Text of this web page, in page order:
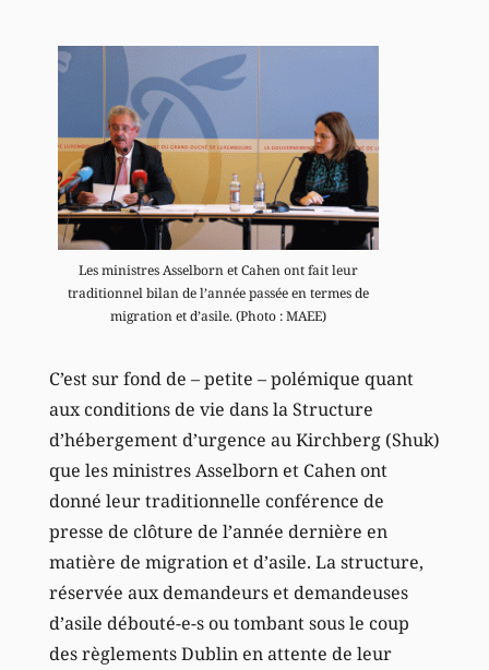
Les ministres Asselborn et Cahen ont fait leur
traditionnel bilan de l’année passée en termes de
migration et d’asile. (Photo : MAEE)
C’est sur fond de – petite – polémique quant
aux conditions de vie dans la Structure
d’hébergement d’urgence au Kirchberg (Shuk)
que les ministres Asselborn et Cahen ont
donné leur traditionnelle conférence de
presse de clôture de l’année dernière en
matière de migration et d’asile. La structure,
réservée aux demandeurs et demandeuses
d’asile débouté-e-s ou tombant sous le coup
des règlements Dublin en attente de leur